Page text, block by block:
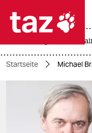
 taz
krieg in der
Startseite Michael